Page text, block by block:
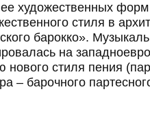
художественных
стиля в
барокко».
на
нового стиля пения
– барочного